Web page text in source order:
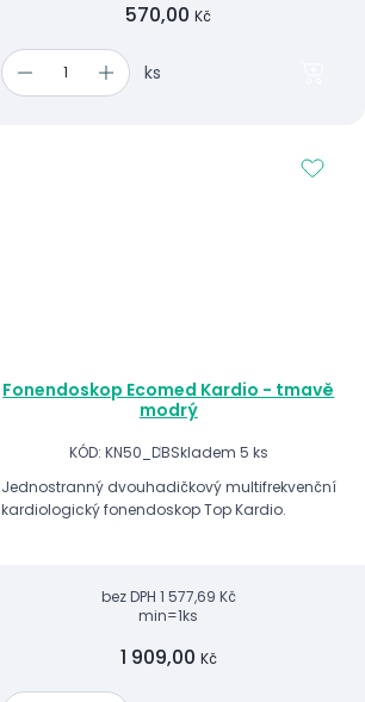
570,00Kč
ks
Fonendoskop Ecomed Kardio - tmavě
modrý
KÓD: KN50_DBSkladem 5 ks
Jednostranný dvouhadičkový multifrekvenční
kardiologický fonendoskop Top Kardio.
bez DPH 1 577,69 Kč
min=1ks
1 909,00 Kč